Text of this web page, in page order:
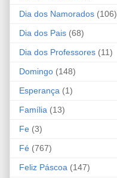
Dia dos Namorados (106)
Dia dos Pais (68)
Dia dos Professores (11)
Domingo (148)
Esperança (1)
Família (13)
Fe (3)
Fé (767)
Feliz Páscoa (147)